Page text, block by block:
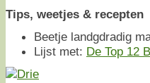
Tips, weetjes & recepten
Beetje landgdradig
Lijst met: De Top 12